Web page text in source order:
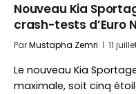
Nouveau Kia
crash-tests d’Euro
ParMustapha Zemri 11
Le nouveau Kia
maximale, soit cinq